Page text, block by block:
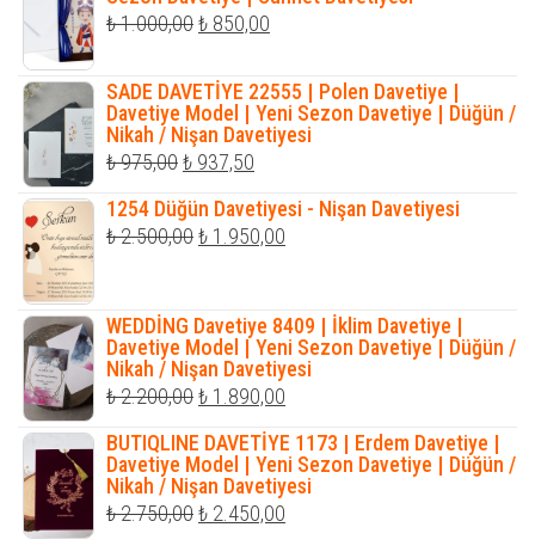
₺ 470,00.
₺1.000,00Orijinal
₺ 1.000,00.
₺ 850,00
fiyat:
₺ 850,00.
SADE DAVETİYE 22555 | Polen Davetiye |
Davetiye Model | Yeni Sezon Davetiye | Düğün /
Nikah / Nişan Davetiyesi
₺975,00Orijinal
fiyat:
₺ 975,00.
₺ 937,50
fiyat:
1254 Düğün Davetiyesi - Nişan Davetiyesi
₺2.500,00Orijinal
₺ 1.950,00
₺ 1.950,00.
WEDDİNG Davetiye 8409 | İklim Davetiye |
Davetiye Model | Yeni Sezon Davetiye | Düğün /
Nikah / Nişan Davetiyesi
₺2.200,00Orijinal
₺ 2.200,00.
₺ 1.890,00
fiyat:
₺ 1.890,00.
BUTIQLINE DAVETİYE 1173 | Erdem Davetiye |
Davetiye Model | Yeni Sezon Davetiye | Düğün /
Nikah / Nişan Davetiyesi
₺2.750,00Orijinal
₺ 2.450,00